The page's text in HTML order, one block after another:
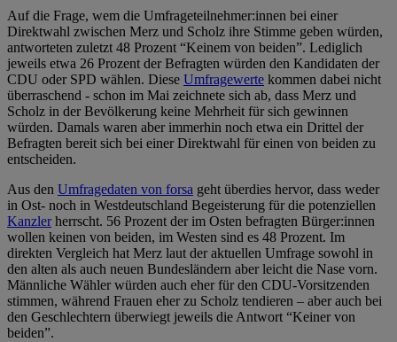
Auf die Frage, wem die Umfrageteilnehmer:innen bei einer
Direktwahl zwischen Merz und Scholz ihre Stimme geben würden,
antworteten zuletzt 48 Prozent “Keinem von beiden”. Lediglich
jeweils etwa 26 Prozent der Befragten würden den Kandidaten der
CDU oder SPD wählen. Diese Umfragewerte kommen dabei nicht
überraschend - schon im Mai zeichnete sich ab, dass Merz und
Scholz in der Bevölkerung keine Mehrheit für sich gewinnen
würden. Damals waren aber immerhin noch etwa ein Drittel der
Befragten bereit sich bei einer Direktwahl für einen von beiden zu
entscheiden.
Aus den Umfragedaten von forsa geht überdies hervor, dass weder
in Ost- noch in Westdeutschland Begeisterung für die potenziellen
Kanzlerherrscht. 56 Prozent der im Osten befragten Bürger:innen
wollen keinen von beiden, im Westen sind es 48 Prozent. Im
direkten Vergleich hat Merz laut der aktuellen Umfrage sowohl in
den alten als auch neuen Bundesländern aber leicht die Nase vorn.
Männliche Wähler würden auch eher für den CDU-Vorsitzenden
stimmen, während Frauen eher zu Scholz tendieren – aber auch bei
den Geschlechtern überwiegt jeweils die Antwort “Keiner von
beiden”.